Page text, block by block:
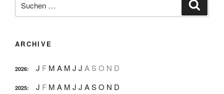
nach:
ARCHIVE
2026: J F M A M J J A S O N D
2025: J F M A M J J ASO N D